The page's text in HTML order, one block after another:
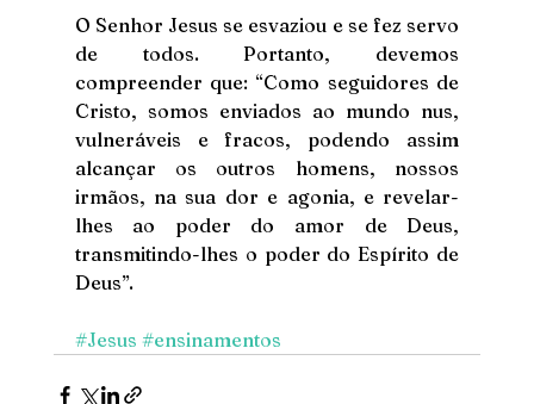
O Senhor Jesus se esvaziou e se fez servo
de todos. Portanto, devemos
compreender que: “Como seguidores de
Cristo, somos enviados ao mundo nus,
vulneráveis e fracos, podendo assim
alcançar os outros homens, nossos
irmãos, na sua dor e agonia, e revelar-
lhes ao poder do amor de Deus,
transmitindo-lhes o poder do Espírito de
Deus”.
#Jesus #ensinamentos